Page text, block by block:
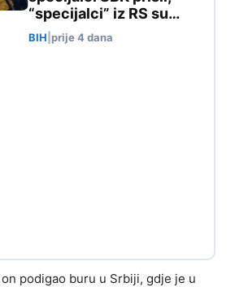
“specijalci” iz RS su…
BIH prije 4 dana
podigao buru u Srbiji, gdje je u